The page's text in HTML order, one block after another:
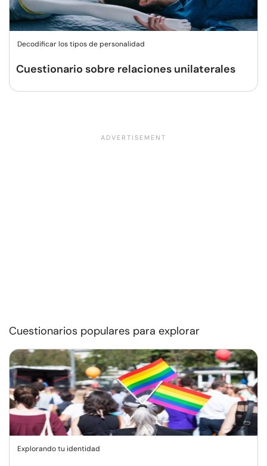
Decodificar los tipos de personalidad
Cuestionario sobre relaciones unilaterales
Cuestionarios populares para explorar
Explorando tu identidad